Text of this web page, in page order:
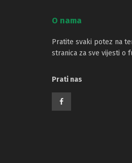
O nama
Pratite svaki potez na
stranica za sve vijesti o
Prati nas